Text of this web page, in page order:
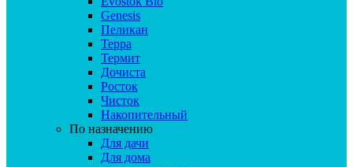
Genesis
Пеликан
Терра
Термит
Дочиста
Росток
Чисток
Накопительный
По назначению
Для дачи
Для дома